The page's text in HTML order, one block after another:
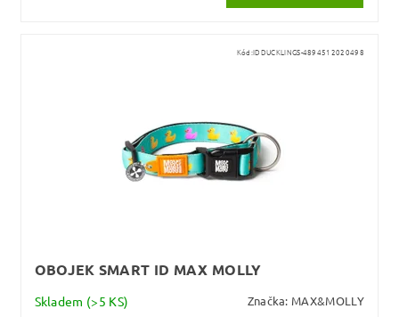
Kód:IDDUCKLINGS-4894512020498
OBOJEK SMART ID MAX MOLLY
Skladem (>5 KS) Značka: MAX&MOLLY